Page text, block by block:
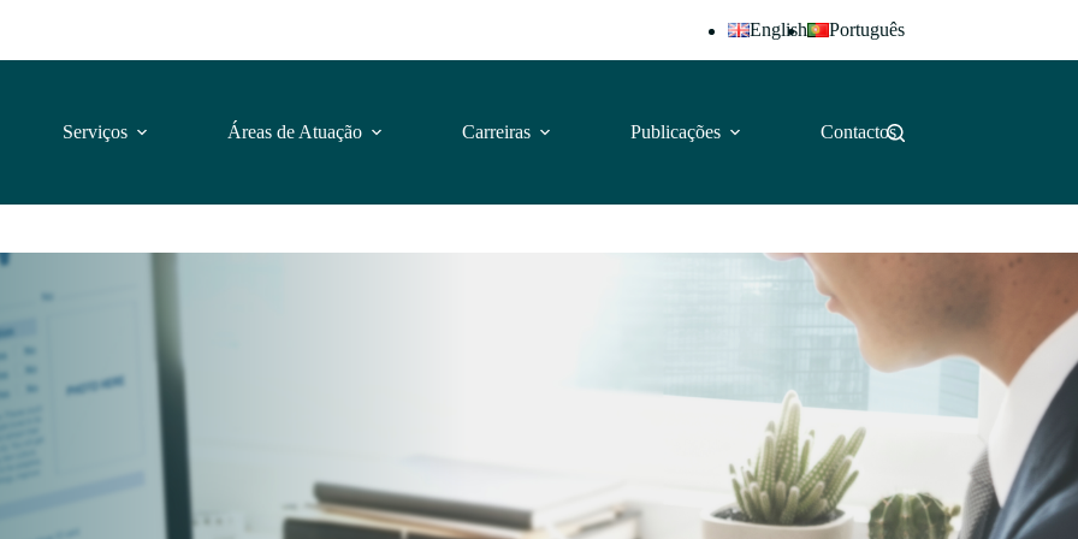
English Português
Serviços Áreas de Atuação Carreiras Publicações Contactos